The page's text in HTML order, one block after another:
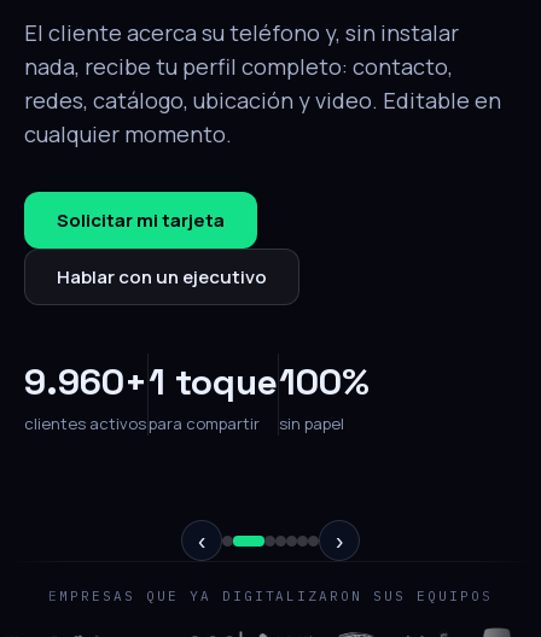
El cliente acerca su teléfono y, sin instalar
nada, recibe tu perfil completo: contacto,
redes, catálogo, ubicación y video. Editable en
cualquier momento.
Solicitar mi tarjeta
Hablar con un ejecutivo
9.960+
clientes activos
1 toque
para compartir
100%
sin papel
‹ ›
EMPRESAS QUE YA DIGITALIZARON SUS EQUIPOS